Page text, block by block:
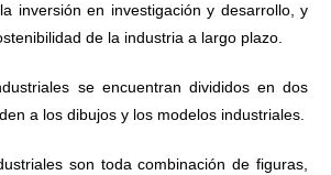
inversión en investigación y desarrollo, y
de la industria a largo plazo.
se encuentran divididos en dos
a los dibujos y los modelos industriales.
son toda combinación de figuras,